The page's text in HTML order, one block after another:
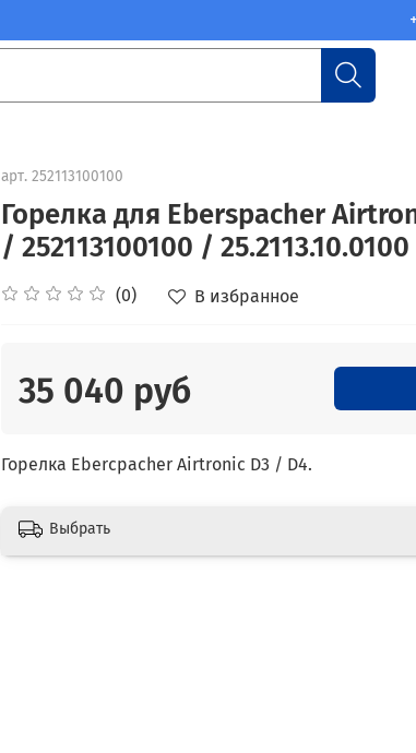
арт. 252113100100
Горелка для Eberspacher
/ 252113100100 / 25.2113.10.0100
(0) В избранное
35 040 руб
Горелка Ebercpacher Airtronic D3 / D4.
Выбрать